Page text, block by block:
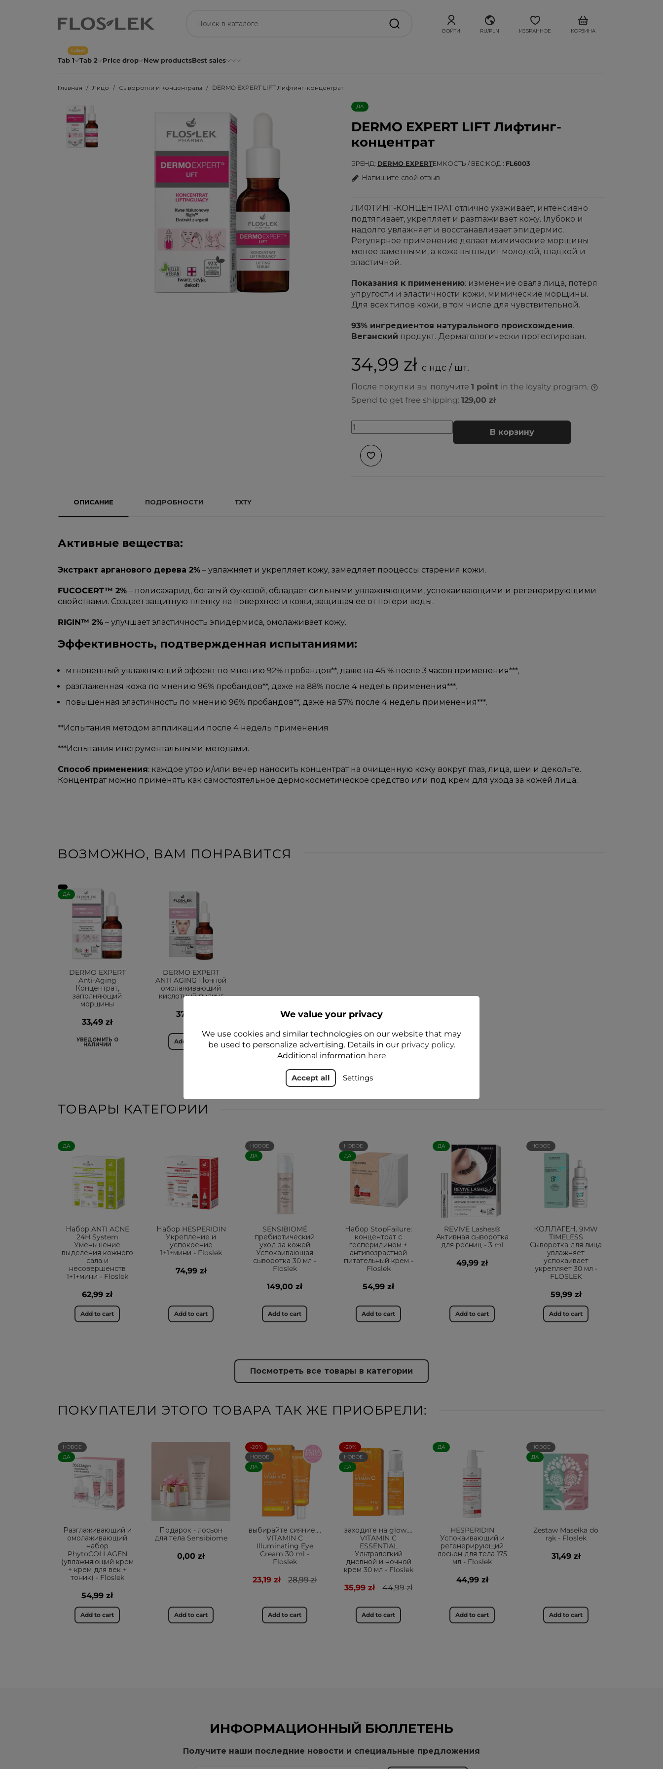
ВОЙТИ RU/PLN ИЗБРАННОЕ КОРЗИНА
Tab 1 Tab 2
Label
Price drop New productsBest sales
Главная Лицо Сыворотки и концентраты DERMO EXPERT LIFT Лифтинг-концентрат
ДА
DERMO EXPERT LIFT Лифтинг-
концентрат
БРЕНД DERMO EXPERTЕМКОСТЬ / ВЕС КОД FL6003
Напишите свой отзыв
ЛИФТИНГ-КОНЦЕНТРАТ отлично ухаживает, интенсивно
подтягивает, укрепляет и разглаживает кожу. Глубоко и
надолго увлажняет и восстанавливает эпидермис.
Регулярное применение делает мимические морщины
менее заметными, а кожа выглядит молодой, гладкой и
эластичной.
Показания к применению: изменение овала лица, потеря
упругости и эластичности кожи, мимические морщины.
Для всех типов кожи, в том числе для чувствительной.
93% ингредиентов натурального происхождения.
Веганский продукт. Дерматологически протестирован.
34,99 zł с ндс / шт.
После покупки вы получите 1 point in the loyalty program.
Spend to get free shipping: 129,00 zł
В корзину
ОПИСАНИЕ ПОДРОБНОСТИ TXTY
Активные вещества:
Экстракт арганового дерева 2% – увлажняет и укрепляет кожу, замедляет процессы старения кожи.
FUCOCERT™ 2% – полисахарид, богатый фукозой, обладает сильными увлажняющими, успокаивающими и регенерирующими
свойствами. Создает защитную пленку на поверхности кожи, защищая ее от потери воды.
RIGIN™ 2% – улучшает эластичность эпидермиса, омолаживает кожу.
Эффективность, подтвержденная испытаниями:
мгновенный увлажняющий эффект по мнению 92% пробандов**, даже на 45 % после 3 часов применения***,
разглаженная кожа по мнению 96% пробандов**, даже на 88% после 4 недель применения***,
повышенная эластичность по мнению 96% пробандов**, даже на 57% после 4 недель применения***.
**Испытания методом аппликации после 4 недель применения
***Испытания инструментальными методами.
Способ применения: каждое утро и/или вечер наносить концентрат на очищенную кожу вокруг глаз, лица, шеи и декольте.
Концентрат можно применять как самостоятельное дермокосметическое средство или под крем для ухода за кожей лица.
ВОЗМОЖНО, ВАМ ПОНРАВИТСЯ
ДА
DERMO EXPERT
Anti-Aging
Концентрат,
заполняющий
морщины
33,49 zł
УВЕДОМИТЬ О
НАЛИЧИИ
DERMO EXPERT
ANTI AGING Ночной
омолаживающий
кислотный пилинг
37,99 zł
Add to cart
ТОВАРЫ КАТЕГОРИИ
ДА
Набор ANTI ACNE
24H System
Уменьшение
выделения кожного
сала и
несовершенств
1+1+мини - Floslek
62,99 zł
Add to cart
Набор HESPERIDIN
Укрепление и
успокоение
1+1+мини - Floslek
74,99 zł
Add to cart
НОВОЕ
ДА
SENSIBIOMÉ
пребиотический
уход за кожей
Успокаивающая
сыворотка 30 мл -
Floslek
149,00 zł
Add to cart
НОВОЕ
ДА
Набор StopFailure:
концентрат с
гесперидином +
антивозрастной
питательный крем -
Floslek
54,99 zł
Add to cart
ДА
REVIVE Lashes®
Активная сыворотка
для ресниц - 3 ml
49,99 zł
Add to cart
НОВОЕ
КОЛЛАГЕН. 9MW
TIMELESS
Сыворотка для лица
увлажняет
успокаивает
укрепляет 30 мл -
FLOSLEK
59,99 zł
Add to cart
Посмотреть все товары в категории
ПОКУПАТЕЛИ ЭТОГО ТОВАРА ТАК ЖЕ ПРИОБРЕЛИ:
НОВОЕ
ДА
Разглаживающий и
омолаживающий
набор
PhytoCOLLAGEN
(увлажняющий крем
+ крем для век +
тоник) - Floslek
54,99 zł
Add to cart
Подарок - лосьон
для тела Sensibiome
0,00 zł
Add to cart
-20%
НОВОЕ
ДА
выбирайте сияние....
VITAMIN C
Illuminating Eye
Cream 30 ml -
Floslek
23,19 zł 28,99 zł
Add to cart
-20%
НОВОЕ
ДА
заходите на glow....
VITAMIN C
ESSENTIAL
Ультралегкий
дневной и ночной
крем 30 мл - Floslek
35,99 zł 44,99 zł
Add to cart
ДА
HESPERIDIN
Успокаивающий и
регенерирующий
лосьон для тела 175
мл - Floslek
44,99 zł
Add to cart
НОВОЕ
ДА
Zestaw Masełka do
rąk - Floslek
31,49 zł
Add to cart
ИНФОРМАЦИОННЫЙ БЮЛЛЕТЕНЬ
Получите наши последние новости и специальные предложения
We value your privacy
We use cookies and similar technologies on our website that may
be used to personalize advertising. Details in our privacy policy.
Additional information here
Accept all Settings